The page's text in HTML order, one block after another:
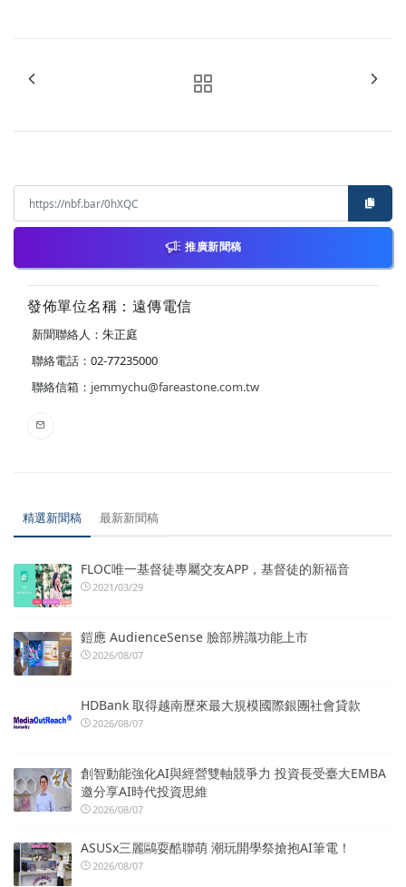
推廣新聞稿
發佈單位名稱：遠傳電信
新聞聯絡人：朱正庭
聯絡電話：02-77235000
聯絡信箱： jemmychu@fareastone.com.tw
精選新聞稿 最新新聞稿
FLOC唯一基督徒專屬交友APP，基督徒的新福音
2021/03/29
鎧應 AudienceSense 臉部辨識功能上市
2026/08/07
HDBank 取得越南歷來最大規模國際銀團社會貸款
2026/08/07
創智動能強化AI與經營雙軸競爭力 投資長受臺大EMBA
邀分享AI時代投資思維
2026/08/07
ASUSx三麗鷗耍酷聯萌 潮玩開學祭搶抱AI筆電！
2026/08/07